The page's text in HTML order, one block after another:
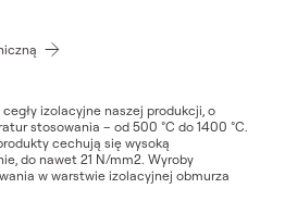
izolacyjne naszej produkcji, o
stosowania – od 500 °C do 1400 °C.
cechują się wysoką
do nawet 21 N/mm2. Wyroby
w warstwie izolacyjnej obmurza